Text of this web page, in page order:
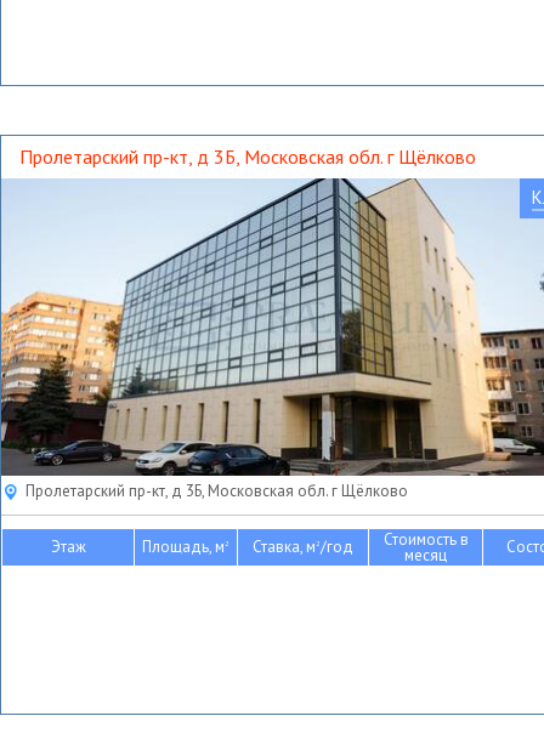
Пролетарский пр-кт, д 3Б, Московская обл. г Щёлково
Пролетарский пр-кт, д 3Б, Московская обл. г Щёлково
Этаж Площадь, м2 Ставка, м2/год Стоимость в
месяц